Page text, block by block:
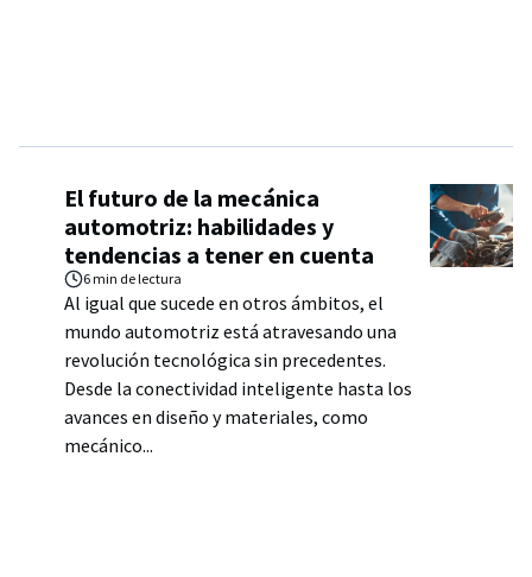
El futuro de la mecánica
automotriz: habilidades y
tendencias a tener en cuenta
6 min de lectura
Al igual que sucede en otros ámbitos, el
mundo automotriz está atravesando una
revolución tecnológica sin precedentes.
Desde la conectividad inteligente hasta los
avances en diseño y materiales, como
mecánico...